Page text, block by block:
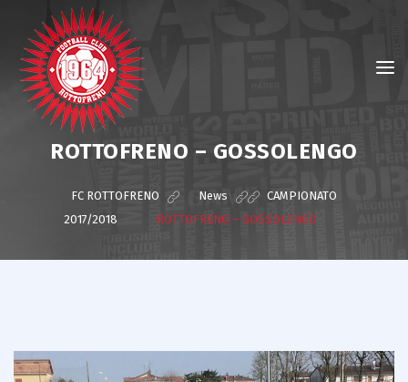
ROTTOFRENO – GOSSOLENGO
FC ROTTOFRENO News > CAMPIONATO
2017/2018
ROTTOFRENO – GOSSOLENGO